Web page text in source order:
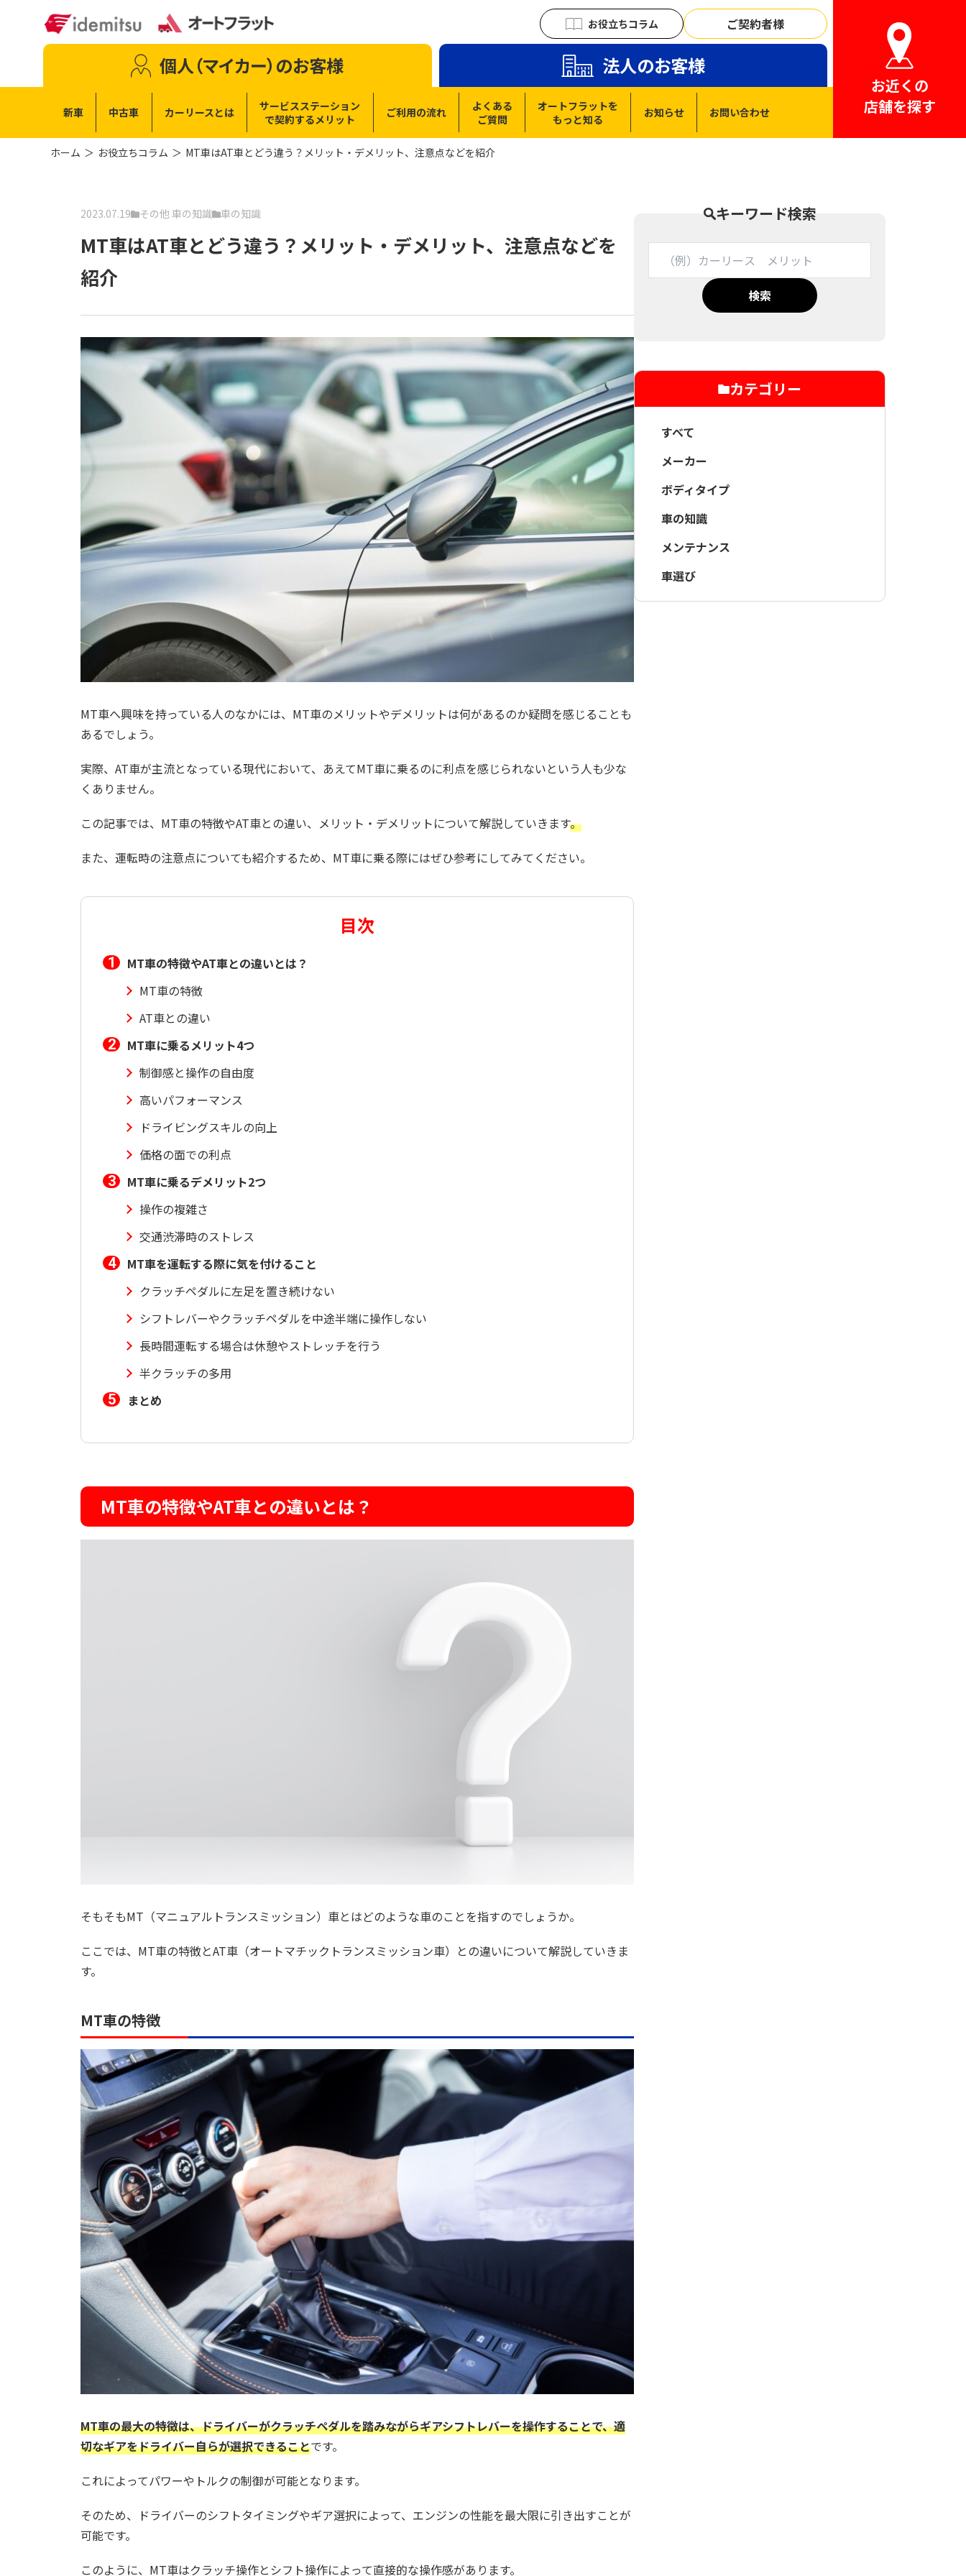
お役立ちコラム ご契約者様
個人（マイカー） のお客様 法人のお客様
新車 中古車 カーリースとは
サービスステーション
で契約するメリット ご利用の流れ
よくある
ご質問
オートフラットを
もっと知る
お知らせ お問い合わせ
お近くの
店舗を探す
ホーム お役立ちコラム MT車はAT車とどう違う？メリット・デメリット、注意点などを紹介
2023.07.19 その他 車の知識 車の知識
MT車はAT車とどう違う？メリット・デメリット、注意点などを
紹介
MT車へ興味を持っている人のなかには、MT車のメリットやデメリットは何があるのか疑問を感じることも
あるでしょう。
実際、AT車が主流となっている現代において、あえてMT車に乗るのに利点を感じられないという人も少な
くありません。
この記事では、MT車の特徴やAT車との違い、メリット・デメリットについて解説していきます。
また、運転時の注意点についても紹介するため、MT車に乗る際にはぜひ参考にしてみてください。
目次
MT車の特徴やAT車との違いとは？
MT車の特徴
AT車との違い
MT車に乗るメリット4つ
制御感と操作の自由度
高いパフォーマンス
ドライビングスキルの向上
価格の面での利点
MT車に乗るデメリット2つ
操作の複雑さ
交通渋滞時のストレス
MT車を運転する際に気を付けること
クラッチペダルに左足を置き続けない
シフトレバーやクラッチペダルを中途半端に操作しない
長時間運転する場合は休憩やストレッチを行う
半クラッチの多用
まとめ
MT車の特徴やAT車との違いとは？
そもそもMT（マニュアルトランスミッション）車とはどのような車のことを指すのでしょうか。
ここでは、MT車の特徴とAT車（オートマチックトランスミッション車）との違いについて解説していきま
す。
MT車の特徴
MT車の最大の特徴は、ドライバーがクラッチペダルを踏みながらギアシフトレバーを操作することで、適
切なギアをドライバー自らが選択できることです。
これによってパワーやトルクの制御が可能となります。
そのため、ドライバーのシフトタイミングやギア選択によって、エンジンの性能を最大限に引き出すことが
可能です。
このように、MT車はクラッチ操作とシフト操作によって直接的な操作感があります。
キーワード検索
検索
カテゴリー
すべて
メーカー
ボディタイプ
車の知識
メンテナンス
車選び